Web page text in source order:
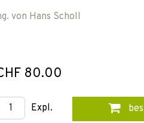
von Hans Scholl
80.00
Expl.